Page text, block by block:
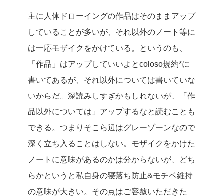
主に人体ドローイングの作品はそのままアップ
していることが多いが、それ以外のノート等に
は一応モザイクをかけている。というのも、
「作品」はアップしていいよとcoloso規約*に
書いてあるが、それ以外については書いていな
いからだ。深読みしすぎかもしれないが、「作
品以外については」アップするなと読むことも
できる。つまりそこら辺はグレーゾーンなので
深く立ち入ることはしない。モザイクをかけた
ノートに意味があるのかは分からないが、どち
らかというと私自身の寝落ち防止&モチベ維持
の意味が大きい。その点はご容赦いただきた